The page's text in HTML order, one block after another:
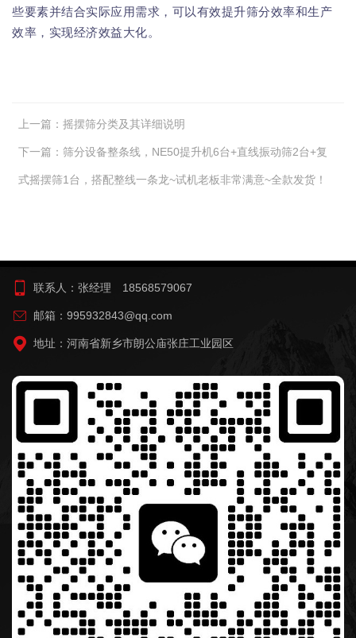
些要素并结合实际应用需求，可以有效提升筛分效率和生产
效率，实现经济效益大化。
上一篇：摇摆筛分类及其详细说明
下一篇：筛分设备整条线，NE50提升机6台+直线振动筛2台+复
式摇摆筛1台，搭配整线一条龙~试机老板非常满意~全款发货！
联系人：张经理 18568579067
邮箱：995932843@qq.com
地址：河南省新乡市朗公庙张庄工业园区